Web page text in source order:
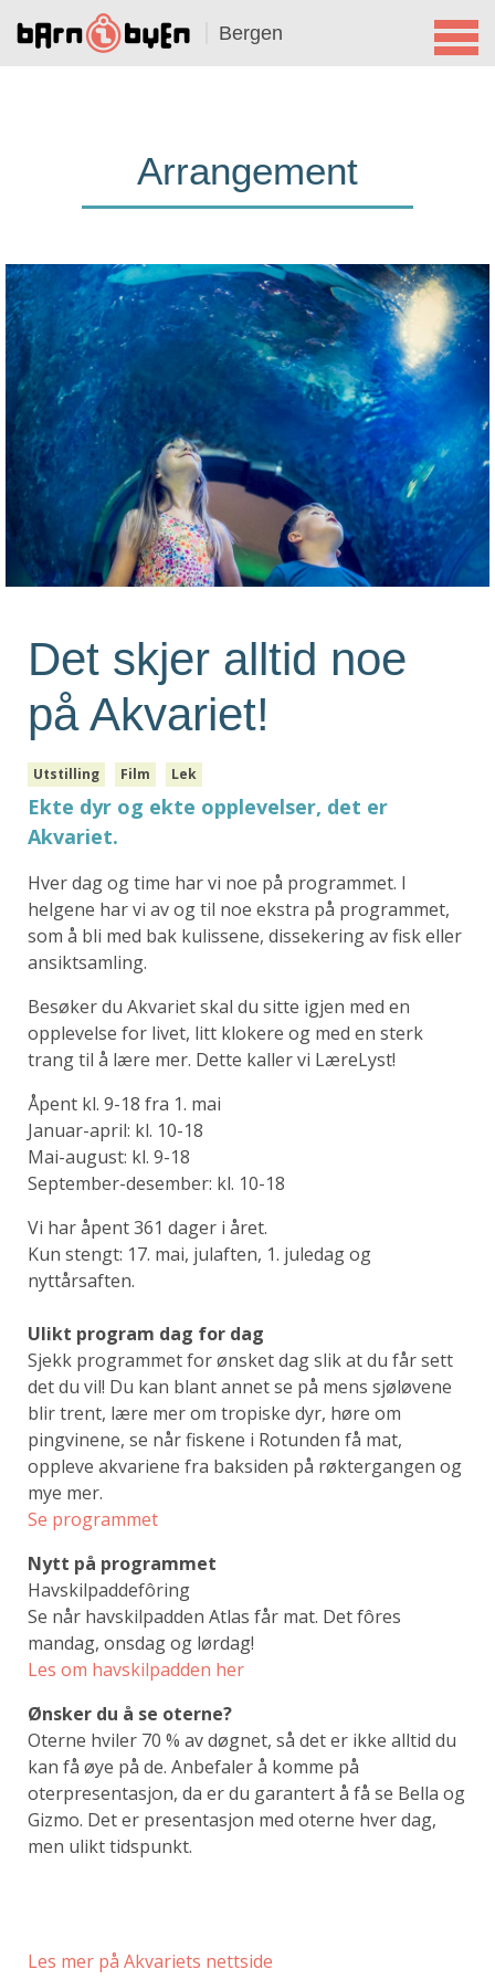
Bergen
Arrangement
Det skjer alltid noe
på Akvariet!
Utstilling Film Lek
Ekte dyr og ekte opplevelser, det er
Akvariet.
Hver dag og time har vi noe på programmet. I
helgene har vi av og til noe ekstra på programmet,
som å bli med bak kulissene, dissekering av fisk eller
ansiktsamling.
Besøker du Akvariet skal du sitte igjen med en
opplevelse for livet, litt klokere og med en sterk
trang til å lære mer. Dette kaller vi LæreLyst!
Åpent kl. 9-18 fra 1. mai
Januar-april: kl. 10-18
Mai-august: kl. 9-18
September-desember: kl. 10-18
Vi har åpent 361 dager i året.
Kun stengt: 17. mai, julaften, 1. juledag og
nyttårsaften.
Ulikt program dag for dag
Sjekk programmet for ønsket dag slik at du får sett
det du vil! Du kan blant annet se på mens sjøløvene
blir trent, lære mer om tropiske dyr, høre om
pingvinene, se når fiskene i Rotunden få mat,
oppleve akvariene fra baksiden på røktergangen og
mye mer.
Se programmet
Nytt på programmet
Havskilpaddefôring
Se når havskilpadden Atlas får mat. Det fôres
mandag, onsdag og lørdag!
Les om havskilpadden her
Ønsker du å se oterne?
Oterne hviler 70 % av døgnet, så det er ikke alltid du
kan få øye på de. Anbefaler å komme på
oterpresentasjon, da er du garantert å få se Bella og
Gizmo. Det er presentasjon med oterne hver dag,
men ulikt tidspunkt.
Les mer på Akvariets nettside